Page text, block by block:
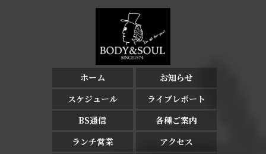
ホーム
お知らせ
スケジュール
ライブレポート
BS通信
各種ご案内
ランチ営業
アクセス